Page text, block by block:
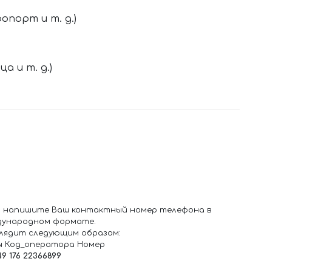
и т. д.)
и т. д.)
напишите Ваш контактный номер телефона в
формате.
следующим образом:
Код_оператора Номер
176 22366899